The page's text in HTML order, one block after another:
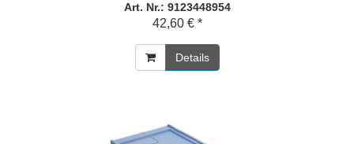
Art. Nr.: 9123448954
42,60 € *
Details